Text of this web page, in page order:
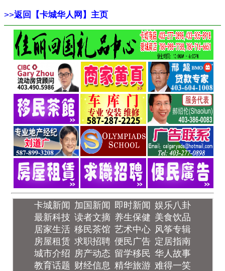
>>返回【卡城华人网】主页
卡城新闻 加国新闻 即时新闻 娱乐八卦
最新科技 读者文摘 养生保健 美食饮品
居家生活 移民茶馆 艺术中心 风筝专辑
房屋租赁 求职招聘 便民广告 定居指南
城市介绍 房产动态 留学移民 华人故事
教育话题 财经信息 精华旅游 难得一笑